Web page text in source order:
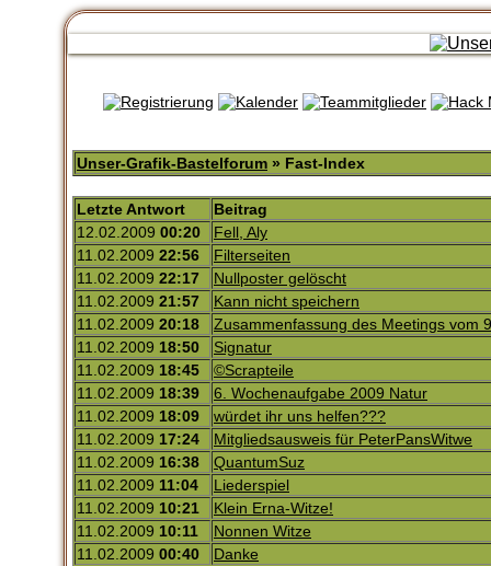
Unser-Grafik-Bastelforum » Fast-Index
Letzte Antwort
Beitrag
12.02.2009 00:20
Fell, Aly
11.02.2009 22:56
Filterseiten
11.02.2009 22:17
Nullposter gelöscht
11.02.2009 21:57
Kann nicht speichern
11.02.2009 20:18
Zusammenfassung des Meetings vom
11.02.2009 18:50
Signatur
11.02.2009 18:45
©Scrapteile
11.02.2009 18:39
6. Wochenaufgabe 2009 Natur
11.02.2009 18:09
würdet ihr uns helfen???
11.02.2009 17:24
Mitgliedsausweis für PeterPansWitwe
11.02.2009 16:38
QuantumSuz
11.02.2009 11:04
Liederspiel
11.02.2009 10:21
Klein Erna-Witze!
11.02.2009 10:11
Nonnen Witze
11.02.2009 00:40
Danke